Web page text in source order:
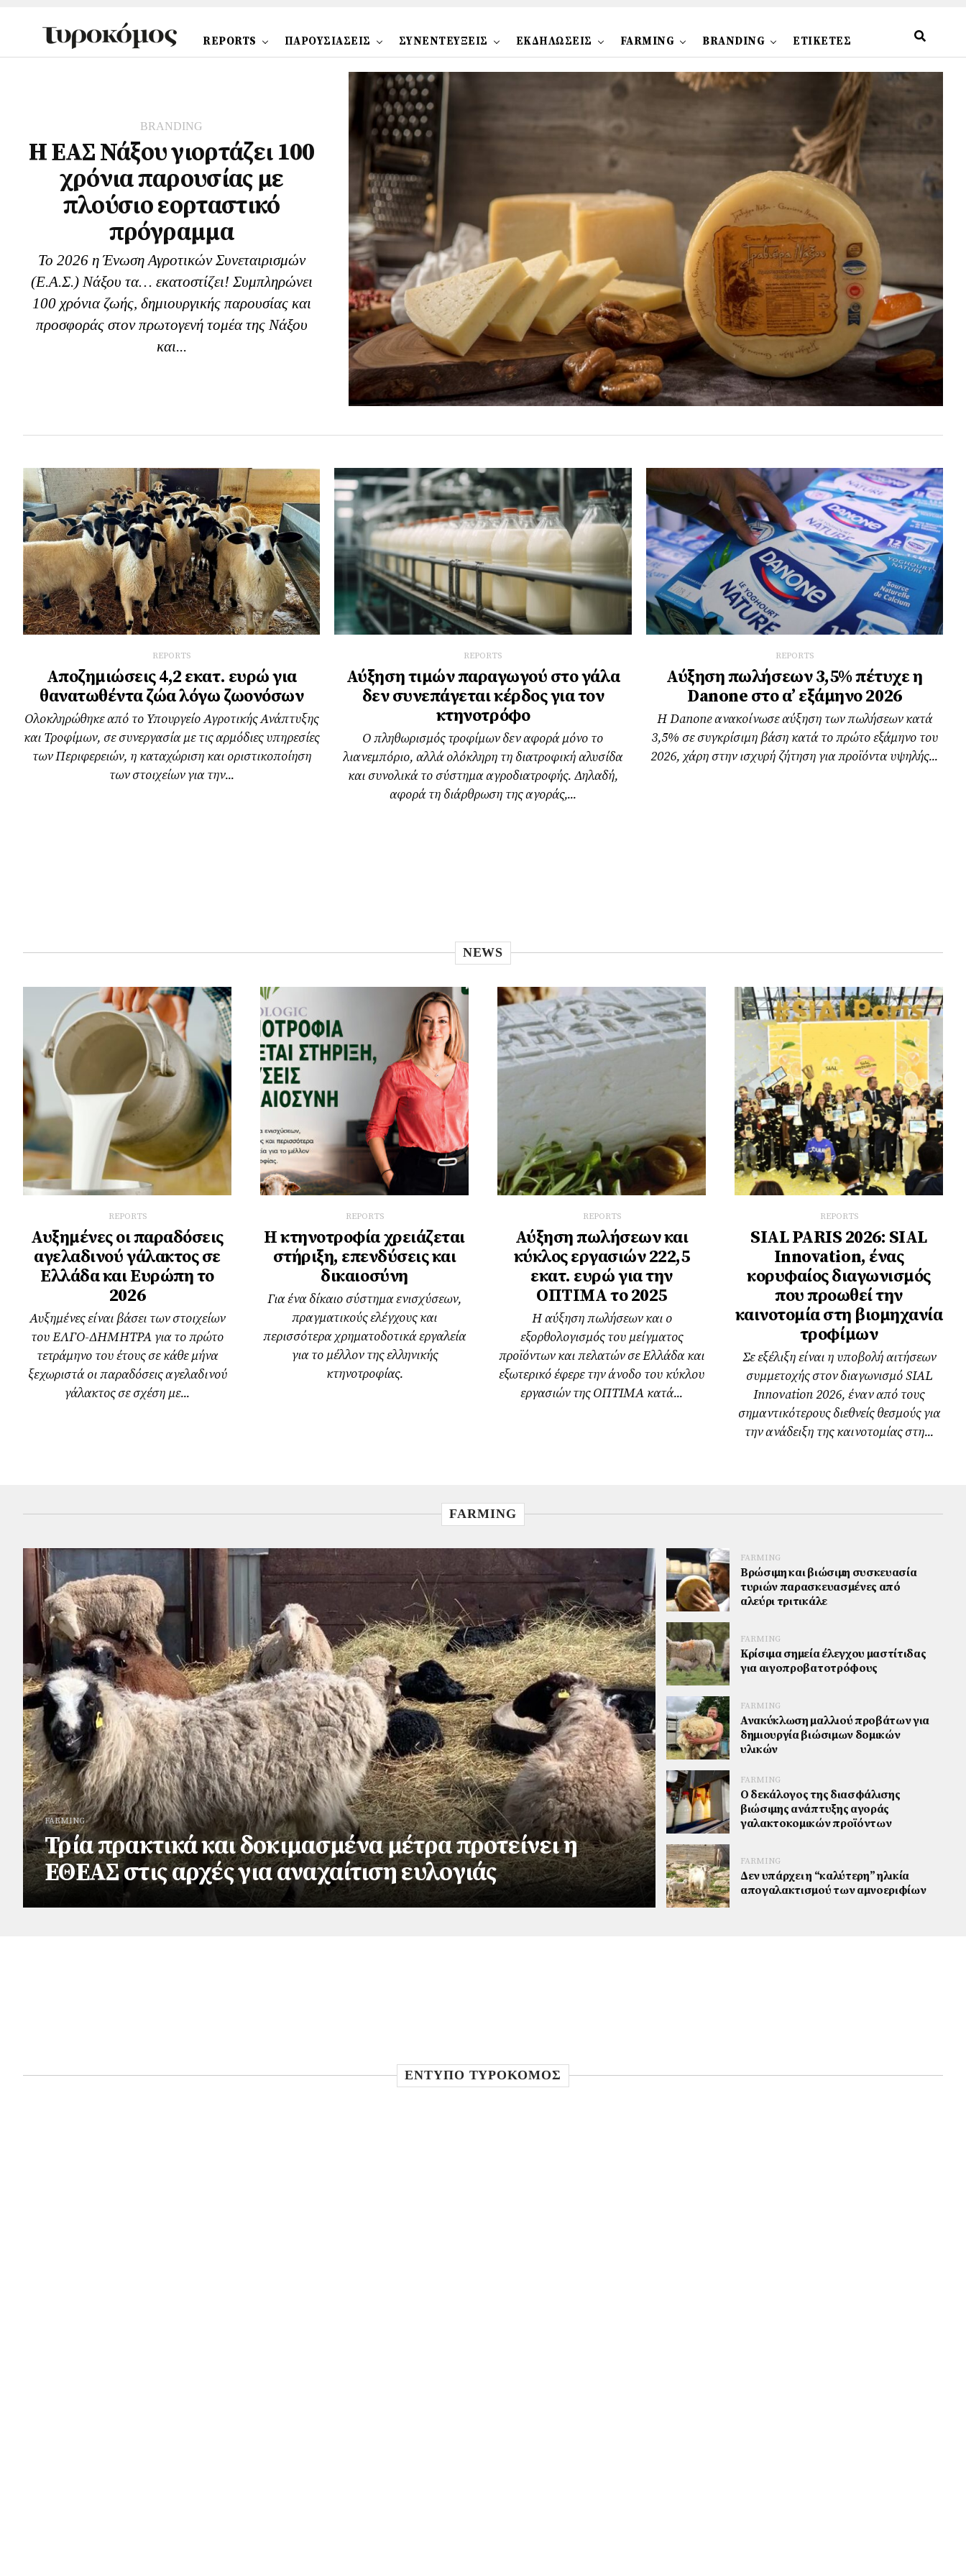
REPORTS ΠΑΡΟΥΣΙΑΣΕΙΣ ΣΥΝΕΝΤΕΥΞΕΙΣ ΕΚΔΗΛΩΣΕΙΣ FARMING BRANDING ΕΤΙΚΕΤΕΣ
BRANDING
Η ΕΑΣ Νάξου γιορτάζει 100
χρόνια παρουσίας με
πλούσιο εορταστικό
πρόγραμμα
Το 2026 η Ένωση Αγροτικών Συνεταιρισμών
(Ε.Α.Σ.) Νάξου τα… εκατοστίζει! Συμπληρώνει
100 χρόνια ζωής, δημιουργικής παρουσίας και
προσφοράς στον πρωτογενή τομέα της Νάξου
και...
REPORTS
Αποζημιώσεις 4,2 εκατ. ευρώ για
θανατωθέντα ζώα λόγω ζωονόσων
Ολοκληρώθηκε από το Υπουργείο Αγροτικής Ανάπτυξης
και Τροφίμων, σε συνεργασία με τις αρμόδιες υπηρεσίες
των Περιφερειών, η καταχώριση και οριστικοποίηση
των στοιχείων για την...
REPORTS
Αύξηση τιμών παραγωγού στο γάλα
δεν συνεπάγεται κέρδος για τον
κτηνοτρόφο
Ο πληθωρισμός τροφίμων δεν αφορά μόνο το
λιανεμπόριο, αλλά ολόκληρη τη διατροφική αλυσίδα
και συνολικά το σύστημα αγροδιατροφής. Δηλαδή,
αφορά τη διάρθρωση της αγοράς,...
REPORTS
Αύξηση πωλήσεων 3,5% πέτυχε η
Danone στο α’ εξάμηνο 2026
Η Danone ανακοίνωσε αύξηση των πωλήσεων κατά
3,5% σε συγκρίσιμη βάση κατά το πρώτο εξάμηνο του
2026, χάρη στην ισχυρή ζήτηση για προϊόντα υψηλής...
NEWS
REPORTS
Αυξημένες οι παραδόσεις
αγελαδινού γάλακτος σε
Ελλάδα και Ευρώπη το
2026
Αυξημένες είναι βάσει των στοιχείων
του ΕΛΓΟ-ΔΗΜΗΤΡΑ για το πρώτο
τετράμηνο του έτους σε κάθε μήνα
ξεχωριστά οι παραδόσεις αγελαδινού
γάλακτος σε σχέση με...
REPORTS
Η κτηνοτροφία χρειάζεται
στήριξη, επενδύσεις και
δικαιοσύνη
Για ένα δίκαιο σύστημα ενισχύσεων,
πραγματικούς ελέγχους και
περισσότερα χρηματοδοτικά εργαλεία
για το μέλλον της ελληνικής
κτηνοτροφίας.
REPORTS
Αύξηση πωλήσεων και
κύκλος εργασιών 222,5
εκατ. ευρώ για την
ΟΠΤΙΜΑ το 2025
Η αύξηση πωλήσεων και ο
εξορθολογισμός του μείγματος
προϊόντων και πελατών σε Ελλάδα και
εξωτερικό έφερε την άνοδο του κύκλου
εργασιών της ΟΠΤΙΜΑ κατά...
REPORTS
SIAL PARIS 2026: SIAL
Innovation, ένας
κορυφαίος διαγωνισμός
που προωθεί την
καινοτομία στη βιομηχανία
τροφίμων
Σε εξέλιξη είναι η υποβολή αιτήσεων
συμμετοχής στον διαγωνισμό SIAL
Innovation 2026, έναν από τους
σημαντικότερους διεθνείς θεσμούς για
την ανάδειξη της καινοτομίας στη...
FARMING
FARMING
Τρία πρακτικά και δοκιμασμένα μέτρα προτείνει η
ΕΘΕΑΣ στις αρχές για αναχαίτιση ευλογιάς
FARMING
Βρώσιμη και βιώσιμη συσκευασία
τυριών παρασκευασμένες από
αλεύρι τριτικάλε
FARMING
Κρίσιμα σημεία έλεγχου μαστίτιδας
για αιγοπροβατοτρόφους
FARMING
Ανακύκλωση μαλλιού προβάτων για
δημιουργία βιώσιμων δομικών
υλικών
FARMING
Ο δεκάλογος της διασφάλισης
βιώσιμης ανάπτυξης αγοράς
γαλακτοκομικών προϊόντων
FARMING
Δεν υπάρχει η “καλύτερη” ηλικία
απογαλακτισμού των αμνοεριφίων
ΕΝΤΥΠΟ ΤΥΡΟΚΟΜΟΣ